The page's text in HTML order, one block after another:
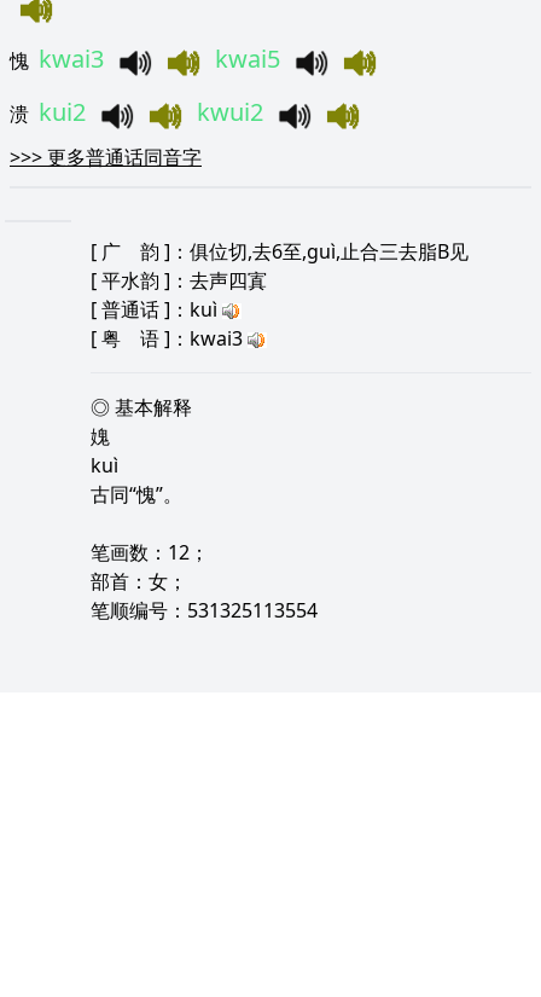
愧 kwai3 kwai5
溃 kui2 kwui2
>>>更多普通话同音字
[ 广 韵 ]：俱位切,去6至,guì,止合三去脂B见
[平水韵 ]：去声四寘
[普通话]：kuì
[粤 语]：kwai3
◎ 基本解释
媿
kuì
古同“愧”。
笔画数：12；
部首：女；
笔顺编号：531325113554